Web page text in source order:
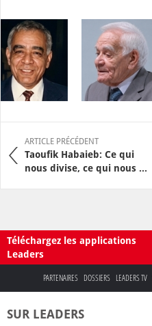
ARTICLE PRÉCÉDENT
Taoufik Habaieb: Ce qui
nous divise, ce qui nous ...
Téléchargez les applications
Leaders
PARTENAIRES DOSSIERS LEADERS TV
SUR LEADERS